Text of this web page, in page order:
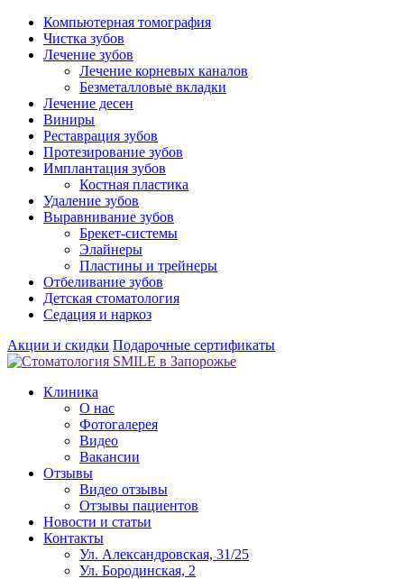
Компьютерная томография
Чистка зубов
Лечение зубов
Лечение корневых каналов
Безметалловые вкладки
Лечение десен
Виниры
Реставрация зубов
Протезирование зубов
Имплантация зубов
Костная пластика
Удаление зубов
Выравнивание зубов
Брекет-системы
Элайнеры
Пластины и трейнеры
Отбеливание зубов
Детская стоматология
Седация и наркоз
Акции и скидки Подарочные сертификаты
Клиника
О нас
Фотогалерея
Видео
Вакансии
Отзывы
Видео отзывы
Отзывы пациентов
Новости и статьи
Контакты
Ул. Александровская, 31/25
Ул. Бородинская, 2